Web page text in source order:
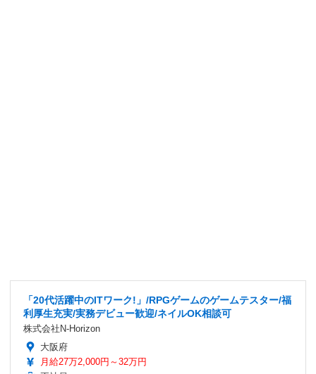
「20代活躍中のITワーク!」/RPGゲームのゲームテスター/福
利厚生充実/実務デビュー歓迎/ネイルOK相談可
株式会社N-Horizon
大阪府
月給27万2,000円～32万円